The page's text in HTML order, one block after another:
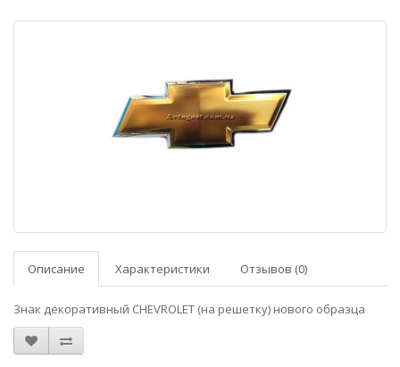
Описание Характеристики Отзывов (0)
Знак декоративный CHEVROLET (на решетку) нового образца